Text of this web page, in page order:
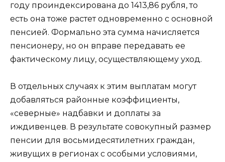
году проиндексирована до 1413,86 рубля, то
есть она тоже растет одновременно с основной
пенсией. Формально эта сумма начисляется
пенсионеру, но он вправе передавать ее
фактическому лицу, осуществляющему уход.
В отдельных случаях к этим выплатам могут
добавляться районные коэффициенты,
«северные» надбавки и доплаты за
иждивенцев. В результате совокупный размер
пенсии для восьмидесятилетних граждан,
живущих в регионах с особыми условиями,